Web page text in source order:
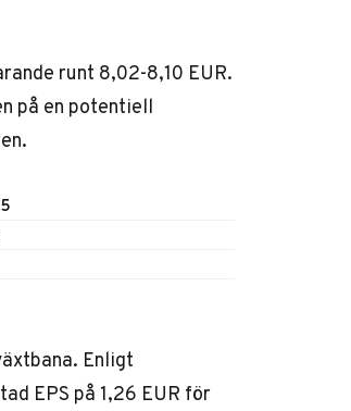
runt 8,02-8,10 EUR.
på en potentiell
Enligt
EPS på 1,26 EUR för